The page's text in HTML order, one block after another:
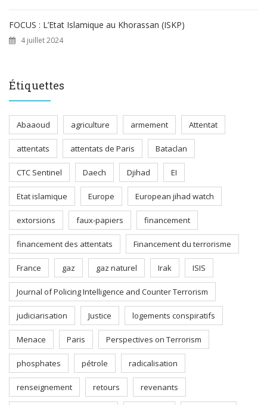
FOCUS : L’Etat Islamique au Khorassan (ISKP)
4 juillet 2024
Étiquettes
Abaaoud agriculture armement Attentat
attentats attentats de Paris Bataclan
CTC Sentinel Daech Djihad EI
Etat islamique Europe European jihad watch
extorsions faux-papiers financement
financement des attentats Financement du terrorisme
France gaz gaz naturel Irak ISIS
Journal of Policing Intelligence and Counter Terrorism
judiciarisation Justice logements conspiratifs
Menace Paris Perspectives on Terrorism
phosphates pétrole radicalisation
renseignement retours revenants